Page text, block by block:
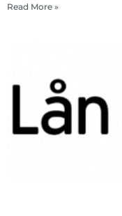
Read More »